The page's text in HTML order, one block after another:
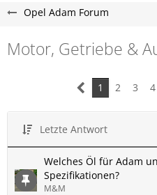
Opel Adam Forum
Motor, Getriebe &
1 2 3 4
Letzte Antwort
Welches Öl für Adam
Spezifikationen?
M&M